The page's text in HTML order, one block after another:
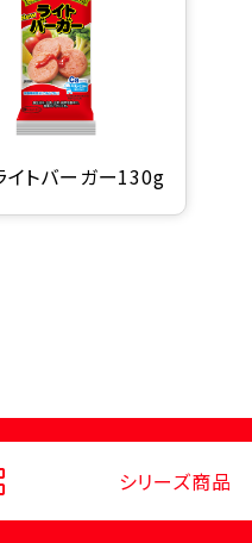
トバーガー130g
シリーズ商品